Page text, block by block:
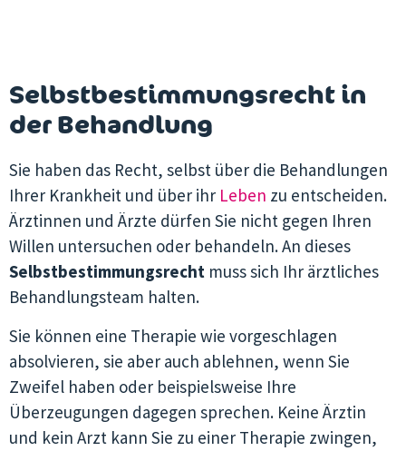
Selbstbestimmungsrecht in
der Behandlung
Sie haben das Recht, selbst über die Behandlungen
Ihrer Krankheit und über ihr Leben zu entscheiden.
Ärztinnen und Ärzte dürfen Sie nicht gegen Ihren
Willen untersuchen oder behandeln. An dieses
Selbstbestimmungsrecht muss sich Ihr ärztliches
Behandlungsteam halten.
Sie können eine Therapie wie vorgeschlagen
absolvieren, sie aber auch ablehnen, wenn Sie
Zweifel haben oder beispielsweise Ihre
Überzeugungen dagegen sprechen. Keine Ärztin
und kein Arzt kann Sie zu einer Therapie zwingen,